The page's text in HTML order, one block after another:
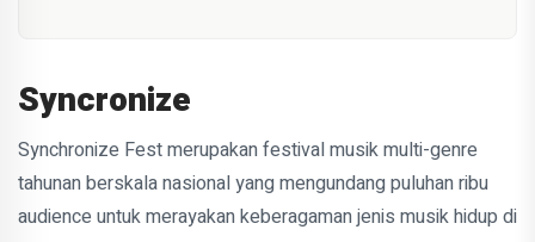
Syncronize
Synchronize Fest merupakan festival musik multi-genre
tahunan berskala nasional yang mengundang puluhan ribu
audience untuk merayakan keberagaman jenis musik hidup di